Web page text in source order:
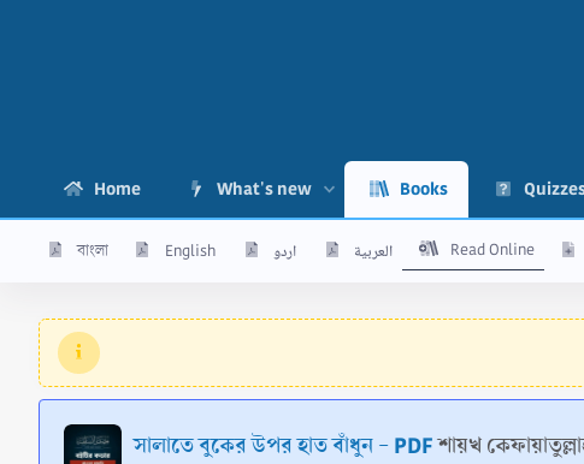
Home What's new Books
বাংলা English اردو العربية Read Online
সালাতে বুকের উপর হাত বাঁধুন - PDFশায়খ